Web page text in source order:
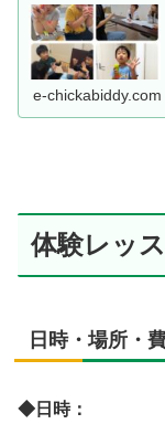
e-chickabiddy.com
体験レッ
日時・場所・
◆日時：